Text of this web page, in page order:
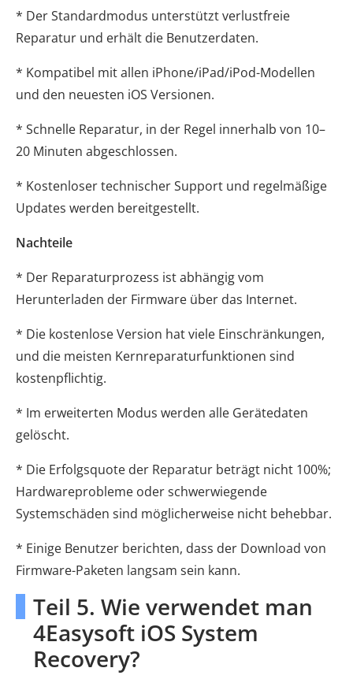
* Der Standardmodus unterstützt verlustfreie
Reparatur und erhält die Benutzerdaten.
* Kompatibel mit allen iPhone/iPad/iPod-Modellen
und den neuesten iOS Versionen.
* Schnelle Reparatur, in der Regel innerhalb von 10–
20 Minuten abgeschlossen.
* Kostenloser technischer Support und regelmäßige
Updates werden bereitgestellt.
Nachteile
* Der Reparaturprozess ist abhängig vom
Herunterladen der Firmware über das Internet.
* Die kostenlose Version hat viele Einschränkungen,
und die meisten Kernreparaturfunktionen sind
kostenpflichtig.
* Im erweiterten Modus werden alle Gerätedaten
gelöscht.
* Die Erfolgsquote der Reparatur beträgt nicht 100%;
Hardwareprobleme oder schwerwiegende
Systemschäden sind möglicherweise nicht behebbar.
* Einige Benutzer berichten, dass der Download von
Firmware-Paketen langsam sein kann.
Teil 5. Wie verwendet man
4Easysoft iOS System
Recovery?